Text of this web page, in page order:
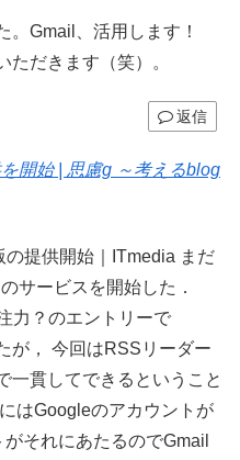
。Gmail、活用します！
ただきます（笑）。
返信
開始 | 思慮g ～考えるblog
提供開始｜ITmedia まだ
サービスを開始した．
力？のエントリーで
が， 今回はRSSリーダー
一貫してできるということ
はGoogleのアカウントが
それにあたるのでGmail